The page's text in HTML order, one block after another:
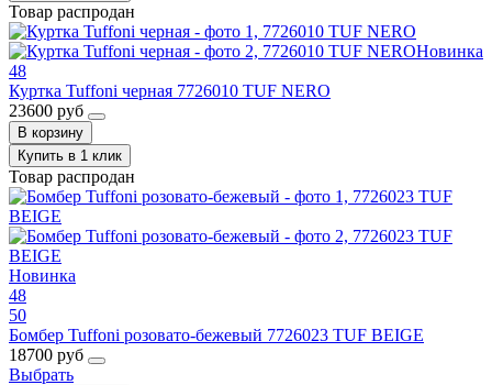
Товар распродан
Новинка
48
Куртка Tuffoni черная 7726010 TUF NERO
23600 руб
В корзину
Купить в 1 клик
Товар распродан
Новинка
48
50
Бомбер Tuffoni розовато-бежевый 7726023 TUF BEIGE
18700 руб
Выбрать